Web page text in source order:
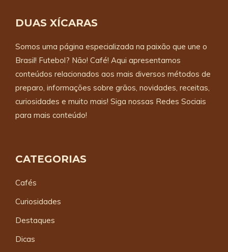
DUAS XÍCARAS
Somos uma página especializada na paixão que une o
Brasil! Futebol? Não! Café! Aqui apresentamos
conteúdos relacionados aos mais diversos métodos de
preparo, informações sobre grãos, novidades, receitas,
curiosidades e muito mais! Siga nossas Redes Sociais
para mais conteúdo!
CATEGORIAS
Cafés
Curiosidades
Destaques
Dicas